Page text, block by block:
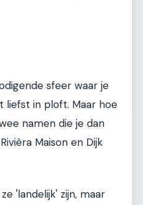
sfeer waar je
liefst in ploft. Maar hoe
namen die je dan
Maison en Dijk
'landelijk' zijn, maar